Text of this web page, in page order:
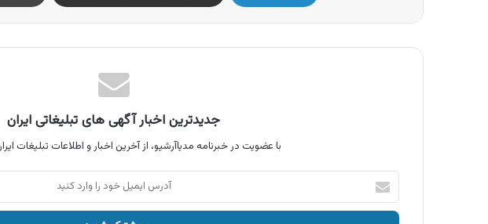
جدیدترین اخبار آگهی های تبلیغاتی ایران
با عضویت در خبرنامه مدیاآرشیو، از آخرین اخبار و اطلاعات تبلیغات
آدرس
ایمیل
خود